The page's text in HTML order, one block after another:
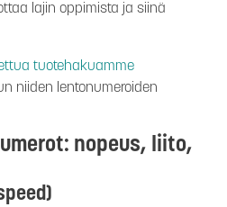
lajin oppimista ja siinä
tuotehakuamme
niiden lentonumeroiden
nopeus, liito,